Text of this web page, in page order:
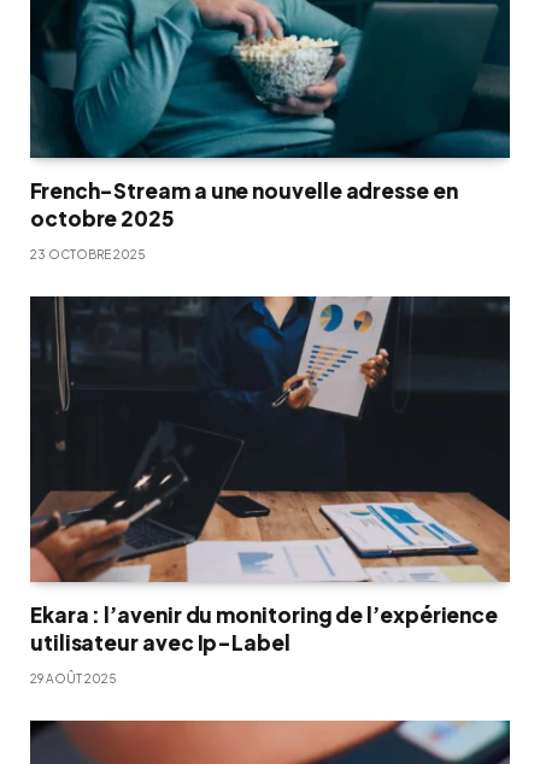
French-Stream a une nouvelle adresse en
octobre 2025
23 OCTOBRE 2025
Ekara : l’avenir du monitoring de l’expérience
utilisateur avec Ip-Label
29 AOÛT 2025